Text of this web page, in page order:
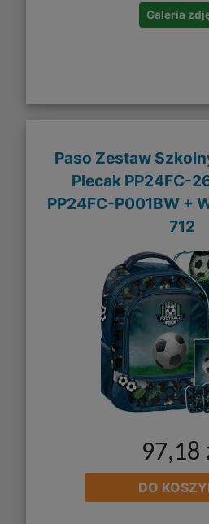
Galeria
Paso Zestaw
Plecak PP24FC-
PP24FC-P001BW +
712
97,18
DO